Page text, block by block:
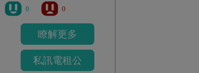
0 0
瞭解更多
私訊電租公